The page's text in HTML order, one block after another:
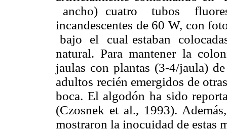
ancho) cuatro tubos
incandescentes de 60 W, con
bajo el cual estaban
natural.Para mantener la
jaulas con plantas (3-4/jaula)
adultos recién emergidos de
boca. El algodón ha sido
(Czosnek et al., 1993).
mostraron la inocuidad de estas